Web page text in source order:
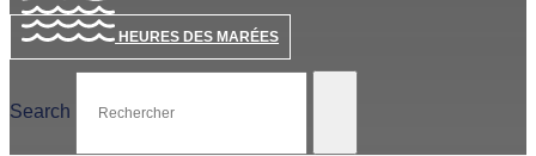
HEURES DES MARÉES
Search